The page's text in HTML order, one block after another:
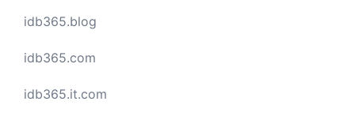
idb365.blog
idb365.com
idb365.it.com